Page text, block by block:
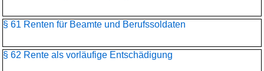
§ 61 Renten für Beamte und Berufssoldaten
§ 62 Rente als vorläufige Entschädigung